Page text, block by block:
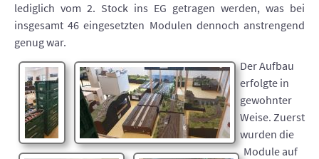
lediglich vom 2. Stock ins EG getragen werden, was bei
insgesamt 46 eingesetzten Modulen dennoch anstrengend
genug war.
Der Aufbau
erfolgte in
gewohnter
Weise. Zuerst
wurden die
Module auf